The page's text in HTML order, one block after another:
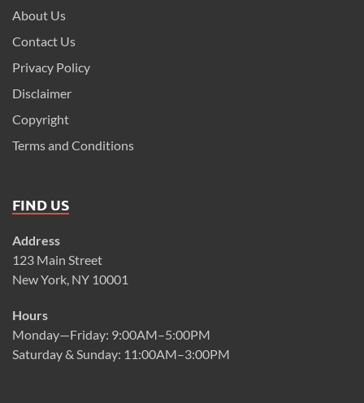
About Us
Contact Us
Privacy Policy
Disclaimer
Copyright
Terms and Conditions
FIND US
Address
123 Main Street
New York, NY 10001
Hours
Monday—Friday: 9:00AM–5:00PM
Saturday & Sunday: 11:00AM–3:00PM